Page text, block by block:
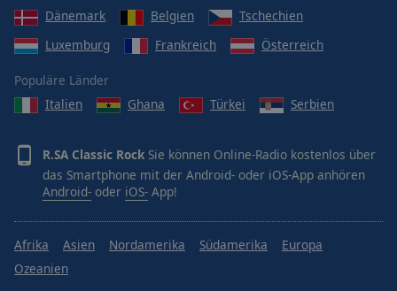
Dänemark
Belgien
Tschechien
Luxemburg
Frankreich Österreich
Populäre Länder
Italien
Ghana Türkei Serbien
R.SA Classic Rock Sie können Online-Radio kostenlos über
das Smartphone mit der Android- oder iOS-App anhören
Android- oder iOS- App!
Afrika Asien Nordamerika Südamerika
Europa
Ozeanien